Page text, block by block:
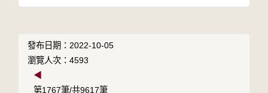
發布日期：2022-10-05
瀏覽人次：4593
◀
第1767筆/共9617筆